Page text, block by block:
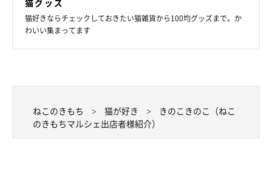
猫グッズ
猫好きならチェックしておきたい猫雑貨から100均グッズまで。か
わいい集まってます
ねこのきもち 猫が好き
きのこきのこ（ねこ
のきもちマルシェ出店者様紹介）